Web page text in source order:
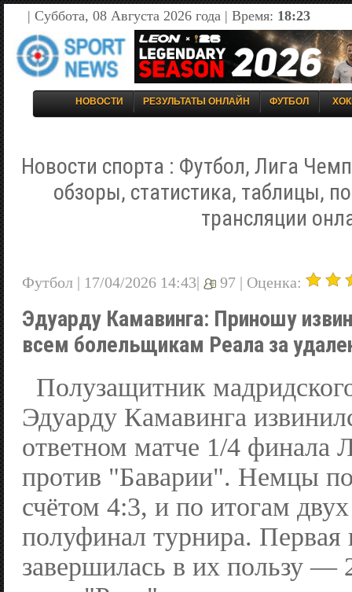
| Суббота, 08 Августа 2026 года | Время: 18:23
НОВОСТИ РЕЗУЛЬТАТЫ ОНЛАЙН ФУТБОЛ
Новости спорта : Футбол, Лига
обзоры, статистика, таблицы,
трансляции
Футбол | 17/04/2026 14:43| 97 | Оценка:
Эдуарду Камавинга: Приношу
всем болельщикам Реала за
Полузащитник
Эдуарду Камавинга
ответном матче 1/4 финала
против "Баварии". Немцы
счётом 4:3, и по итогам
полуфинал турнира. Первая
завершилась в их пользу